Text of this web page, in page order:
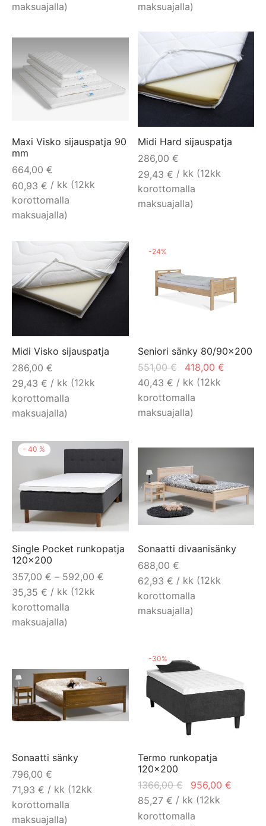
maksuajalla) maksuajalla)
Maxi Visko sijauspatja 90
mm
664,00 €
60,93 € / kk (12kk
korottomalla
maksuajalla)
Midi Hard sijauspatja
286,00 €
29,43 € / kk (12kk
korottomalla
maksuajalla)
Midi Visko sijauspatja
286,00 €
29,43 € / kk (12kk
korottomalla
maksuajalla)
-24%
Seniori sänky 80/90×200
551,00€
Alkuperäinen
hinta oli:
551,00 €.
418,00 €
40,43 € / kk (12kk
korottomalla
maksuajalla)
- 40 %
Tällä
tuotteella
on
useampi
muunnelma.
Voit
tehdä
valinnat
tuotteen
sivulla.
Single Pocket runkopatja
120×200
357,00 € – 592,00 € Hintaluokka:
357,00 € -
35,35 € / kk (12kk
korottomalla
maksuajalla)
on
useampi
muunnelma.
Voit
tuotteen
sivulla.
Sonaatti divaanisänky
688,00 €
62,93 € / kk (12kk
korottomalla
maksuajalla)
Sonaatti sänky
796,00 €
71,93 € / kk (12kk
korottomalla
maksuajalla)
-30%
Termo runkopatja
120×200
1366,00€
Alkuperäinen
hinta oli:
1366,00 €.
956,00 €
85,27 € / kk (12kk
korottomalla